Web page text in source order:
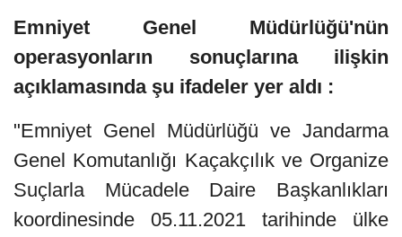
Emniyet Genel Müdürlüğü'nün
operasyonların sonuçlarına ilişkin
açıklamasında şu ifadeler yer aldı :
"Emniyet Genel Müdürlüğü ve Jandarma
Genel Komutanlığı Kaçakçılık ve Organize
Suçlarla Mücadele Daire Başkanlıkları
koordinesinde 05.11.2021 tarihinde ülke